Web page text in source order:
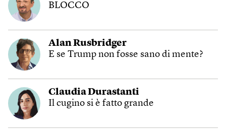
BLOCCO
Alan Rusbridger
E se Trump non fosse sano di mente?
Claudia Durastanti
Il cugino si è fatto grande